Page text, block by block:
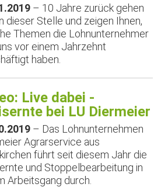
– 10 Jahre zurück gehen
dieser Stelle und zeigen Ihnen,
Themen die Lohnunternehmer
vor einem Jahrzehnt
haben.
Live dabei -
bei LU Diermeier
– Das Lohnunternehmen
Agrarservice aus
führt seit diesem Jahr die
und Stoppelbearbeitung in
Arbeitsgang durch.